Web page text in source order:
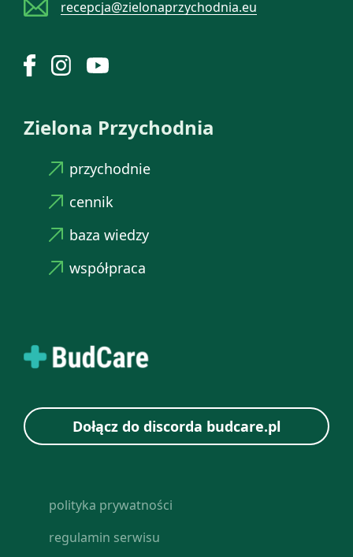
recepcja@zielonaprzychodnia.eu
Zielona Przychodnia
przychodnie
cennik
baza wiedzy
współpraca
Dołącz do discorda budcare.pl
polityka prywatności
regulamin serwisu